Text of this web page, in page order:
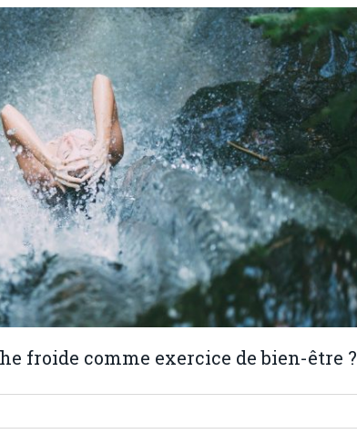
froide comme exercice de bien-être ?